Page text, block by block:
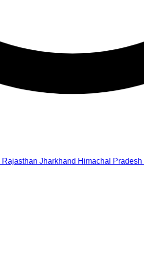
Rajasthan Jharkhand Himachal Pradesh